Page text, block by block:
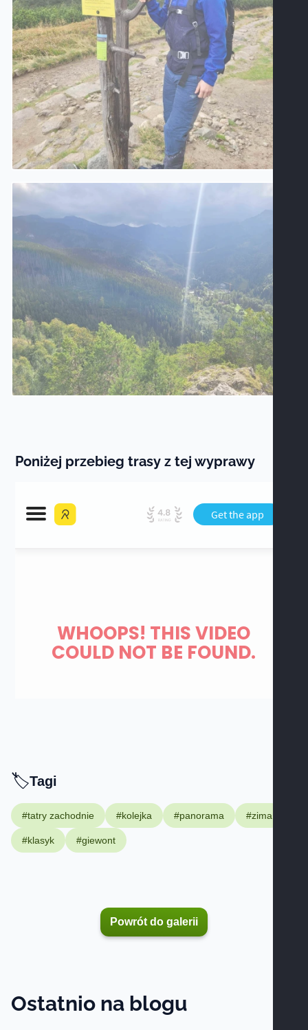
Poniżej przebieg trasy z tej wyprawy
🏷️Tagi -
Tagi
#tatry zachodnie #kolejka #panorama #zima
#klasyk #giewont
Powrót do galerii
Ostatnio na blogu